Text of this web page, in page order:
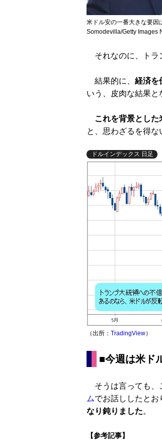
米ドル安の一番大きな要因
Somodevilla/Getty Images
それなのに、トラ
結果的に、 経済を
いう、皮肉な結果と
これを背景とし
と、思わざるを得な
ドルインデックス 日足
（出所： TradingView）
■今週は米ド
そうは言っても、
ムでお話ししたとお
なり鈍りました。
【参考記事】